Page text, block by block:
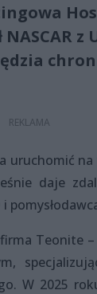
z
na
daje
Teonite
W 2025